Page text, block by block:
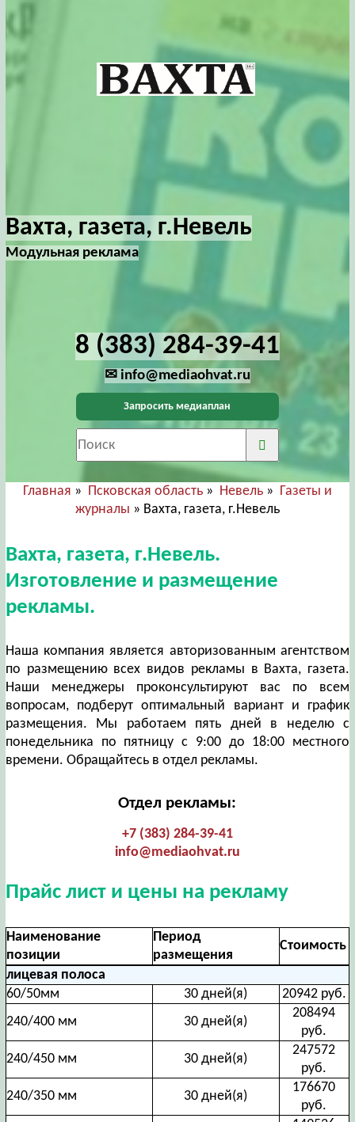
Вахта, газета, г.Невель
Модульная реклама
8 (383) 284-39-41
✉ info@mediaohvat.ru
Запросить медиаплан
Главная » Псковская область» Невель» Газеты и
журналы » Вахта, газета, г.Невель
Вахта, газета, г.Невель.
Изготовление и размещение
рекламы.
Наша компания является авторизованным агентством
по размещению всех видов рекламы в Вахта, газета.
Наши менеджеры проконсультируют вас по всем
вопросам, подберут оптимальный вариант и график
размещения. Мы работаем пять дней в неделю с
понедельника по пятницу с 9:00 до 18:00 местного
времени. Обращайтесь в отдел рекламы.
Отдел рекламы:
+7 (383) 284-39-41
info@mediaohvat.ru
Прайс лист и цены на рекламу
Наименование
позиции
Период
размещения
Стоимость
лицевая полоса
60/50мм
30 дней(я)
20942 руб.
240/400 мм
30 дней(я)
208494
руб.
240/450 мм
30 дней(я)
247572
руб.
240/350 мм
30 дней(я)
176670
руб.